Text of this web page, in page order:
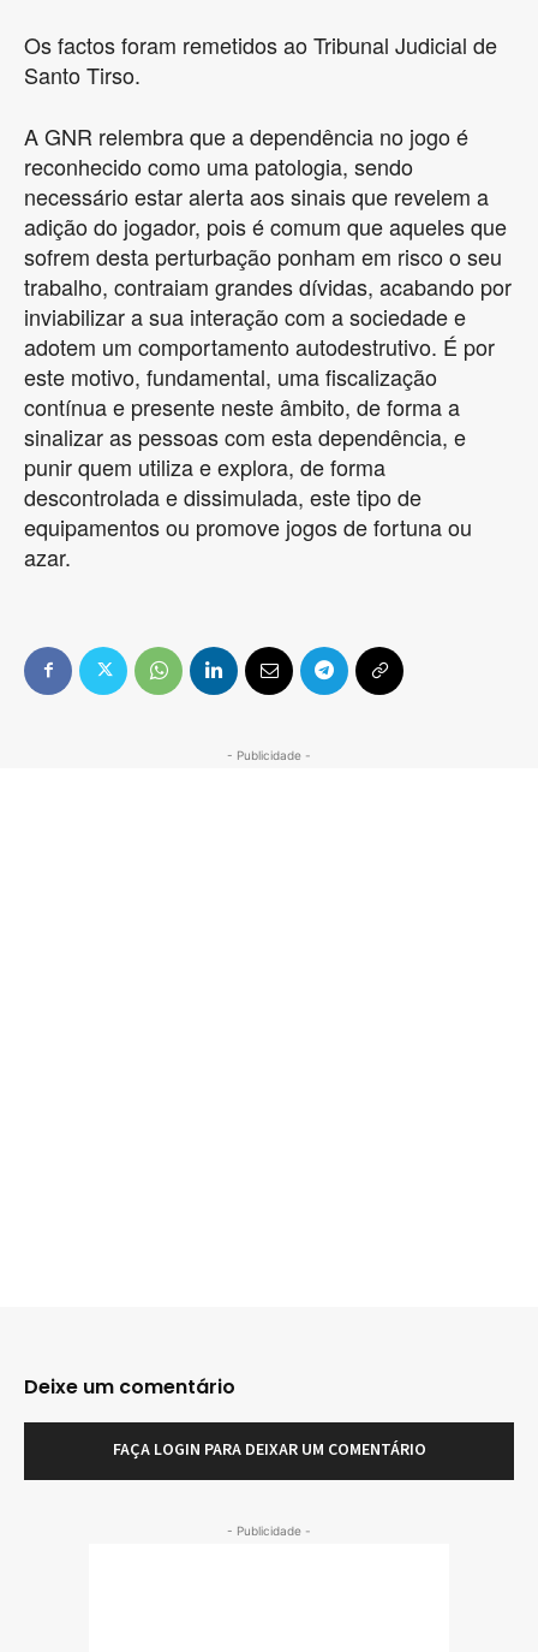
Os factos foram remetidos ao Tribunal Judicial de
Santo Tirso.
A GNR relembra que a dependência no jogo é
reconhecido como uma patologia, sendo
necessário estar alerta aos sinais que revelem a
adição do jogador, pois é comum que aqueles que
sofrem desta perturbação ponham em risco o seu
trabalho, contraiam grandes dívidas, acabando por
inviabilizar a sua interação com a sociedade e
adotem um comportamento autodestrutivo. É por
este motivo, fundamental, uma fiscalização
contínua e presente neste âmbito, de forma a
sinalizar as pessoas com esta dependência, e
punir quem utiliza e explora, de forma
descontrolada e dissimulada, este tipo de
equipamentos ou promove jogos de fortuna ou
azar.
- Publicidade -
Deixe um comentário
FAÇA LOGIN PARA DEIXAR UM COMENTÁRIO
- Publicidade -